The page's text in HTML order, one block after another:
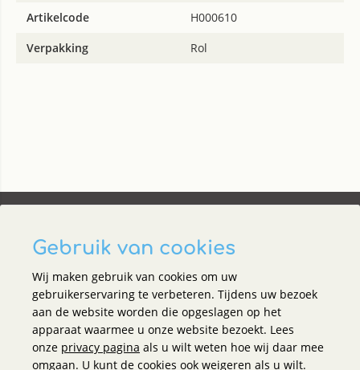
Artikelcode
H000610
Verpakking
Rol
Social media
Holland Office Supplies
Gebruik van cookies
Wij maken gebruik van cookies om uw
gebruikerservaring te verbeteren. Tijdens uw bezoek
aan de website worden die opgeslagen op het
apparaat waarmee u onze website bezoekt. Lees
onze privacy pagina als u wilt weten hoe wij daar mee
omgaan. U kunt de cookies ook weigeren als u wilt.